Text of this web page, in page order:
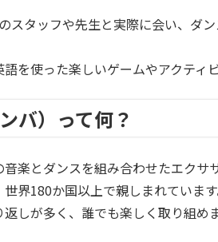
スタッフや先生と実際に会い、ダ
を使った楽しいゲームやアクティ
バ）って何？
楽とダンスを組み合わせたエクサ
界180か国以上で親しまれています
しが多く、誰でも楽しく取り組め